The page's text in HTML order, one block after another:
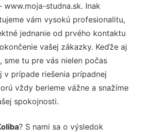
www.moja-studna.sk. Inak
vám vysokú profesionalitu,
jednanie od prvého kontaktu
vašej zákazky. Keďže aj
sme tu pre vás nielen počas
v prípade riešenia prípadnej
vždy berieme vážne a snažíme
spokojnosti.
? S nami sa o výsledok